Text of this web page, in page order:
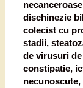
dischinezie
colecist cu
stadii,
de virusuri
constipatie,